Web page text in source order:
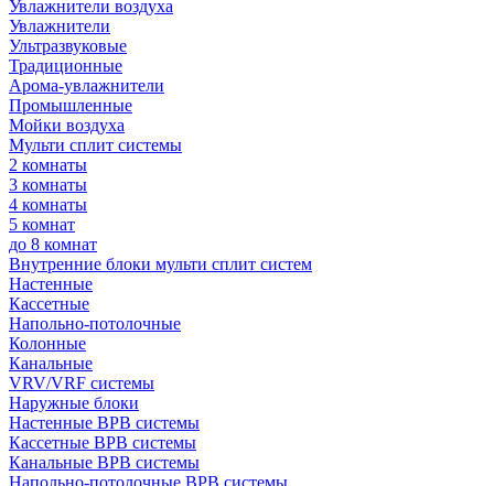
Увлажнители воздуха
Увлажнители
Ультразвуковые
Традиционные
Арома-увлажнители
Промышленные
Мойки воздуха
Мульти сплит системы
2 комнаты
3 комнаты
4 комнаты
5 комнат
до 8 комнат
Внутренние блоки мульти сплит систем
Настенные
Кассетные
Напольно-потолочные
Колонные
Канальные
VRV/VRF системы
Наружные блоки
Настенные ВРВ системы
Кассетные ВРВ системы
Канальные ВРВ системы
Напольно-потолочные ВРВ системы